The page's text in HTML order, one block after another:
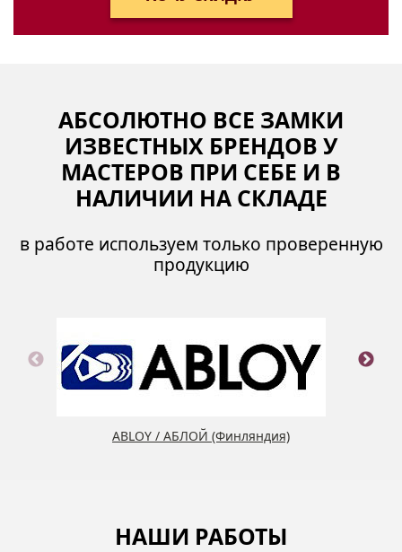
АБСОЛЮТНО ВСЕ ЗАМКИ
ИЗВЕСТНЫХ БРЕНДОВ У
МАСТЕРОВ ПРИ СЕБЕ И В
НАЛИЧИИ НА СКЛАДЕ
в работе используем только проверенную
продукцию
ABLOY / АБЛОЙ (Финляндия)
НАШИ РАБОТЫ